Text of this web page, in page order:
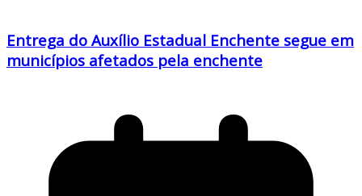
Entrega do Auxílio Estadual Enchente segue em
municípios afetados pela enchente